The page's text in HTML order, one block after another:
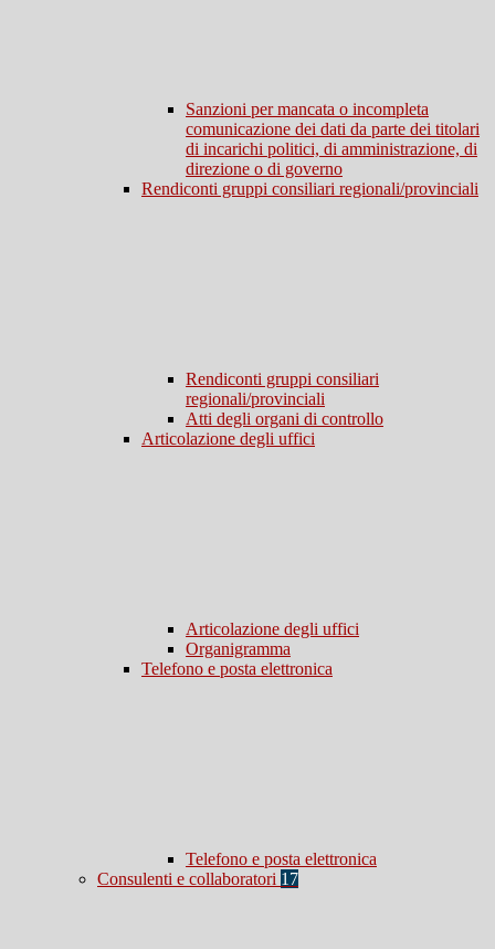
Sanzioni per mancata o incompleta
comunicazione dei dati da parte dei titolari
di incarichi politici, di amministrazione, di
direzione o di governo
Rendiconti gruppi consiliari regionali/provinciali
Rendiconti gruppi consiliari
regionali/provinciali
Atti degli organi di controllo
Articolazione degli uffici
Articolazione degli uffici
Organigramma
Telefono e posta elettronica
Telefono e posta elettronica
Consulenti e collaboratori 17